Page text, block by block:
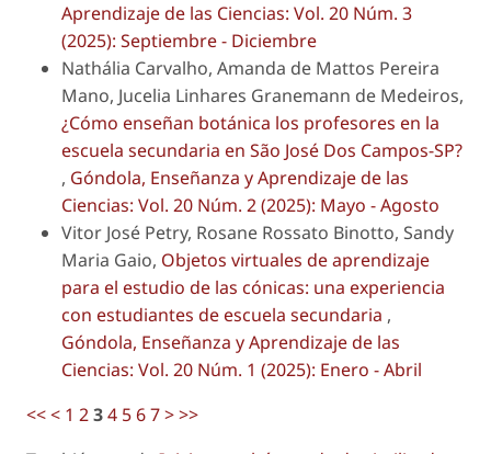
Aprendizaje de las Ciencias: Vol. 20 Núm. 3
(2025): Septiembre - Diciembre
Nathália Carvalho, Amanda de Mattos Pereira
Mano, Jucelia Linhares Granemann de Medeiros,
¿Cómo enseñan botánica los profesores en la
escuela secundaria en São José Dos Campos-SP?
, Góndola, Enseñanza y Aprendizaje de las
Ciencias: Vol. 20 Núm. 2 (2025): Mayo - Agosto
Vitor José Petry, Rosane Rossato Binotto, Sandy
Maria Gaio, Objetos virtuales de aprendizaje
para el estudio de las cónicas: una experiencia
con estudiantes de escuela secundaria ,
Góndola, Enseñanza y Aprendizaje de las
Ciencias: Vol. 20 Núm. 1 (2025): Enero - Abril
<<< 1 234 567>>>